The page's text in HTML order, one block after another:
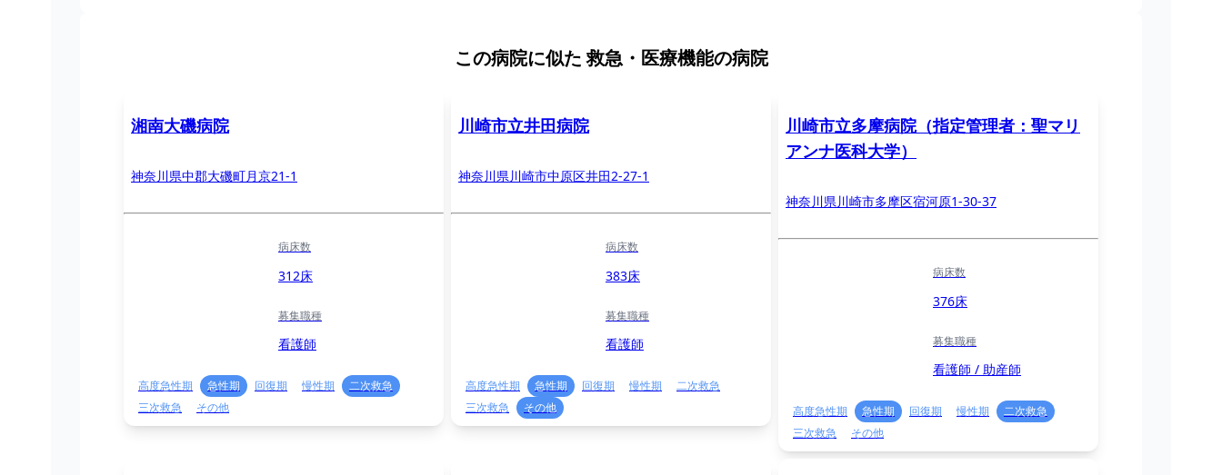
この病院に似た 救急・医療機能の病院
湘南大磯病院
神奈川県中郡大磯町月京21-1
病床数
312床
募集職種
看護師
高度急性期 急性期 回復期 慢性期
二次救急
三次救急
その他
川崎市立井田病院
神奈川県川崎市中原区井田2-27-1
病床数
383床
募集職種
看護師
高度急性期 急性期 回復期 慢性期
二次救急
三次救急
その他
川崎市立多摩病院（指定管理者：聖マリ
アンナ医科大学）
神奈川県川崎市多摩区宿河原1-30-37
病床数
376床
募集職種
看護師 / 助産師
高度急性期 急性期 回復期 慢性期
二次救急
三次救急
その他